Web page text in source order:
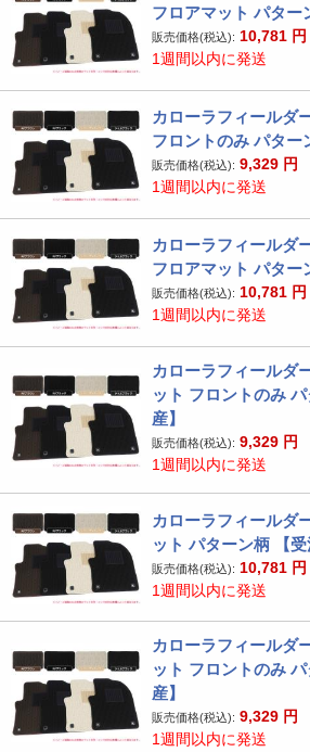
フロアマット パター
販売価格(税込): 10,781 円
1週間以内に発送
カローラフィールダ
フロントのみ パター
販売価格(税込): 9,329 円
1週間以内に発送
カローラフィールダ
フロアマット パター
販売価格(税込): 10,781 円
1週間以内に発送
カローラフィールダ
ット フロントのみ
産】
販売価格(税込): 9,329 円
1週間以内に発送
カローラフィールダ
ット パターン柄 【受
販売価格(税込): 10,781 円
1週間以内に発送
カローラフィールダ
ット フロントのみ
産】
販売価格(税込): 9,329 円
1週間以内に発送